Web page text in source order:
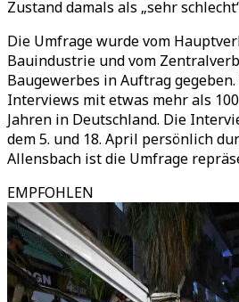
Zustand damals als „sehr
Die Umfrage wurde vom
Bauindustrie und vom
Baugewerbes in Auftrag
Interviews mit etwas mehr als
Jahren in Deutschland. Die
dem 5. und 18. April persönlich
Allensbach ist die Umfrage
EMPFOHLEN